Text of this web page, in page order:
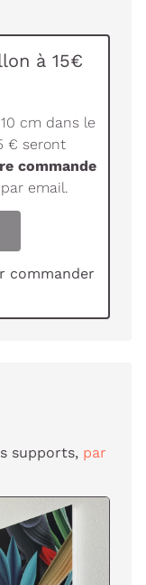
à 15€
cm dans le
€ seront
commande
email.
commander
supports, par